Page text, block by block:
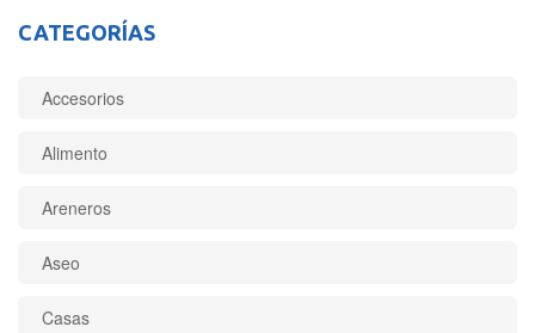
CATEGORÍAS
Accesorios
Alimento
Areneros
Aseo
Casas